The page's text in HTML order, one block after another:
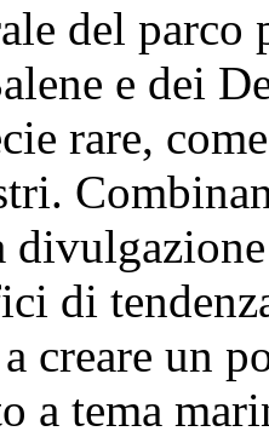
del
e dei
rare,
di
creare un
a tema